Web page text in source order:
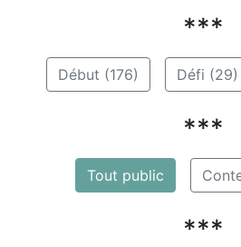
***
Début (176) Défi (29)
***
Tout public
***